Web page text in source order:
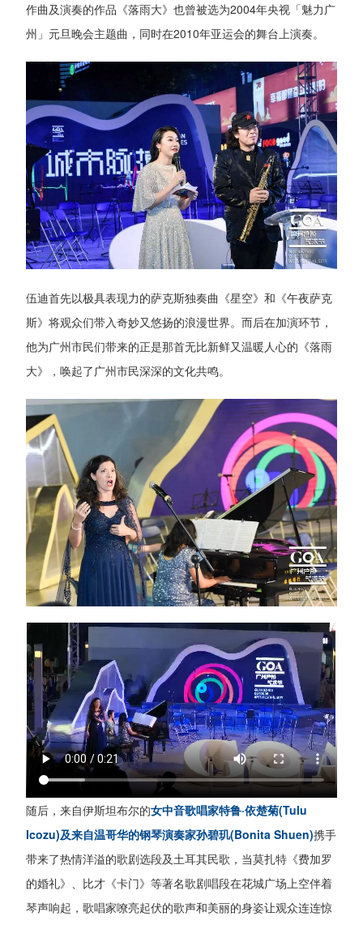
作曲及演奏的作品《落雨大》也曾被选为2004年央视「魅力广
州」元旦晚会主题曲，同时在2010年亚运会的舞台上演奏。
伍迪首先以极具表现力的萨克斯独奏曲《星空》和《午夜萨克
斯》将观众们带入奇妙又悠扬的浪漫世界。而后在加演环节，
他为广州市民们带来的正是那首无比新鲜又温暖人心的《落雨
大》，唤起了广州市民深深的文化共鸣。
随后，来自伊斯坦布尔的女中音歌唱家特鲁·依楚菊(Tulu
Icozu)及来自温哥华的钢琴演奏家孙碧玑(Bonita Shuen)携手
带来了热情洋溢的歌剧选段及土耳其民歌，当莫扎特《费加罗
的婚礼》、比才《卡门》等著名歌剧唱段在花城广场上空伴着
琴声响起，歌唱家嘹亮起伏的歌声和美丽的身姿让观众连连惊